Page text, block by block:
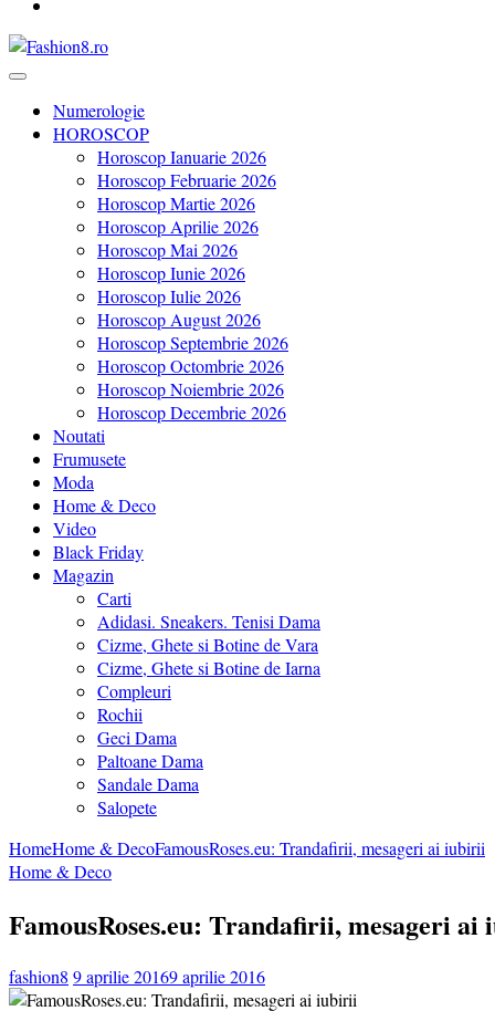
Fashion8.ro ❤️
Revista Fashion8.ro locul unde gasesti ce e nou: horoscop,
Numerologie
HOROSCOP
Horoscop Ianuarie 2026
Horoscop Februarie 2026
Horoscop Martie 2026
Horoscop Aprilie 2026
Horoscop Mai 2026
Horoscop Iunie 2026
Horoscop Iulie 2026
Horoscop August 2026
Horoscop Septembrie 2026
Horoscop Octombrie 2026
Horoscop Noiembrie 2026
Horoscop Decembrie 2026
Noutati
Frumusete
Moda
Home & Deco
Video
Black Friday
Magazin
Carti
Adidasi. Sneakers. Tenisi Dama
Cizme, Ghete si Botine de Vara
Cizme, Ghete si Botine de Iarna
Compleuri
Rochii
Geci Dama
Paltoane Dama
Sandale Dama
Salopete
HomeHome & DecoFamousRoses.eu: Trandafirii, mesageri ai iubirii
Home & Deco
FamousRoses.eu: Trandafirii, mesageri
fashion8 9 aprilie 20169 aprilie 2016